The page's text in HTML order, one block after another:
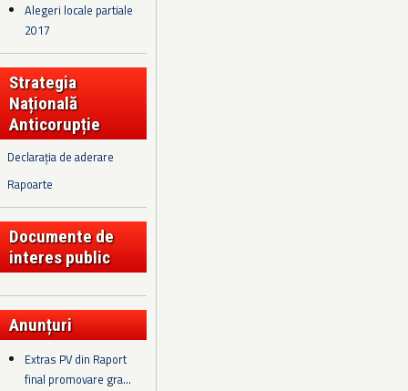
Alegeri locale partiale
2017
Strategia
Națională
Anticorupție
Declarația de aderare
Rapoarte
Documente de
interes public
Anunțuri
Extras PV din Raport
final promovare gra...